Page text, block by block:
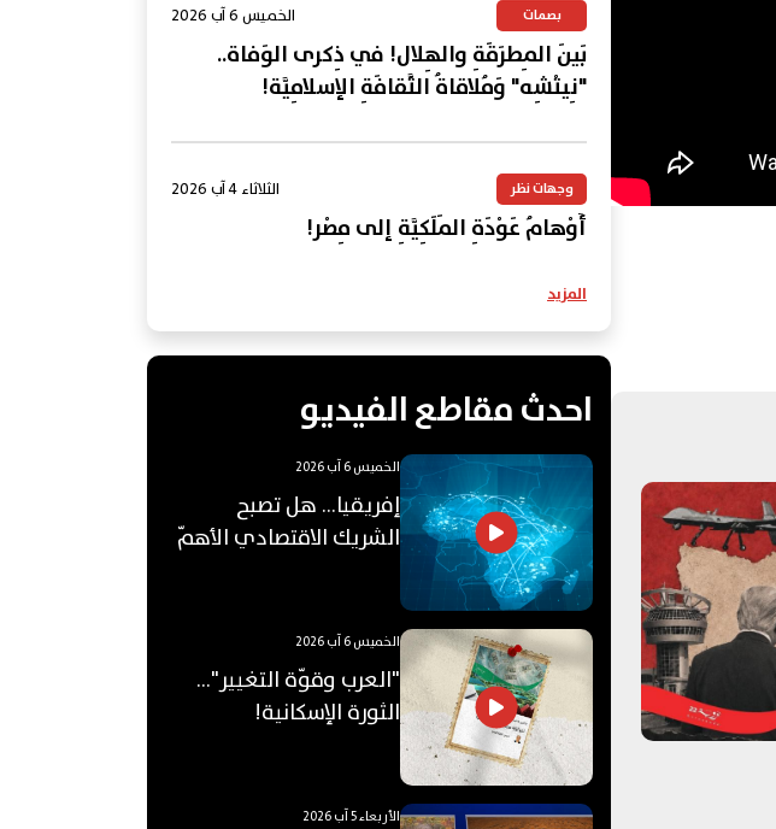
بصمات الخميس 6 آب 2026
بَينَ المِطرَقَةِ والهِلال! في ذِكرى الوَفاة..
"نِيتْشِه" وَمُلاقاةُ الثَّقافَةِ الإسلامِيَّة!
وجهات نظر الثلاثاء 4 آب 2026
أَوْهامُ عَوْدَةِ المَلَكِيَّةِ إلى مِصْر!
المزيد
احدث مقاطع الفيديو
الخميس 6 آب 2026
إفريقيا... هل تصبح
الشريك الاقتصادي الأهمّ
الخميس 6 آب 2026
"العرب وقوّة التغيير"...
الثورة الإسكانية!
الأربعاء 5 آب 2026